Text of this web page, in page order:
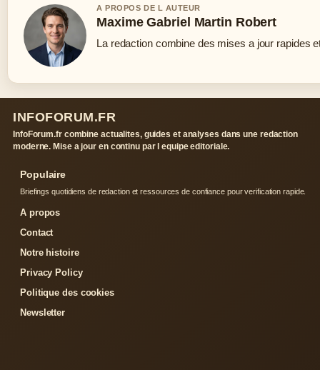
A PROPOS DE L AUTEUR
Maxime Gabriel Martin Robert
La redaction combine des mises a jour rapides
INFOFORUM.FR
InfoForum.fr combine actualites, guides et analyses dans une redaction
moderne. Mise a jour en continu par l equipe editoriale.
Populaire
Briefings quotidiens de redaction et ressources de confiance pour verification rapide.
A propos
Contact
Notre histoire
Privacy Policy
Politique des cookies
Newsletter